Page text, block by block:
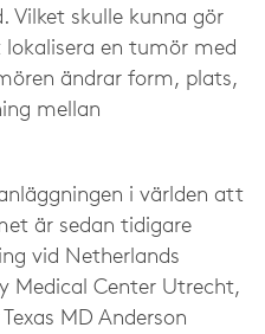
Vilket skulle kunna gör
en tumör med
ändrar form, plats,
mellan
i världen att
är sedan tidigare
vid Netherlands
Medical Center Utrecht,
MD Anderson